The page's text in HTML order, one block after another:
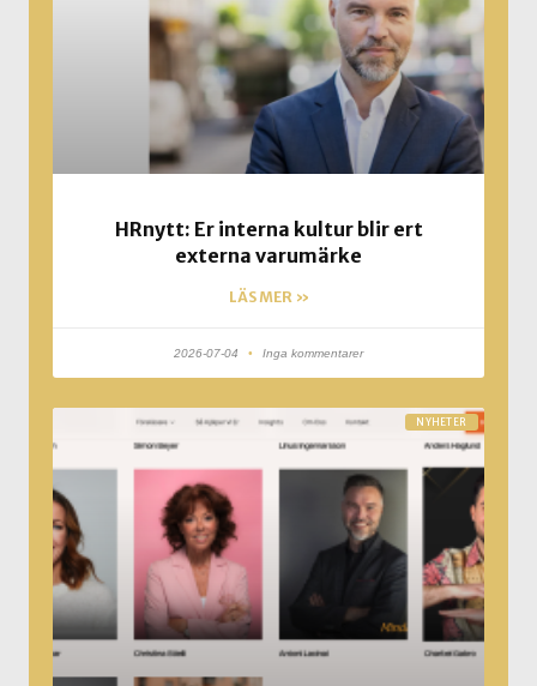
HRnytt: Er interna kultur blir ert
externa varumärke
LÄS MER »
2026-07-04 Inga kommentarer
NYHETER